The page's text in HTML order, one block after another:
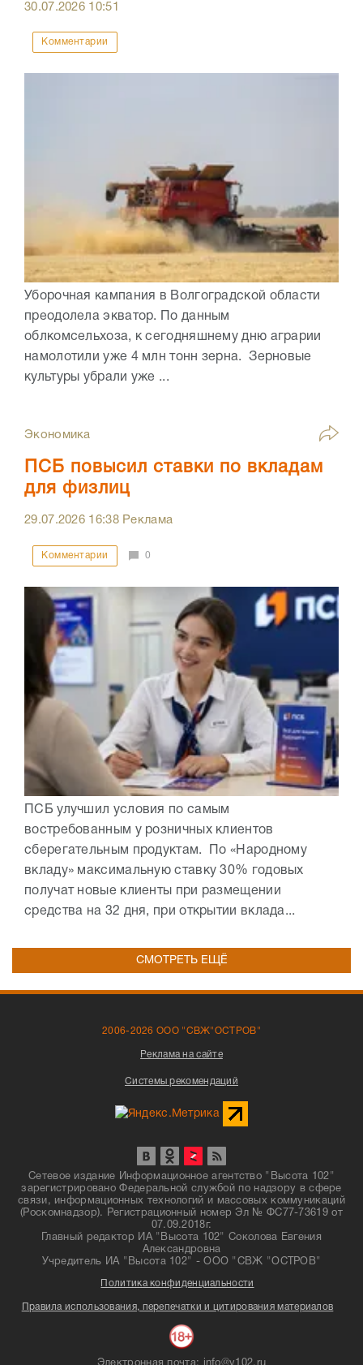
30.07.2026 10:51
Комментарии
Уборочная кампания в Волгоградской области
преодолела экватор. По данным
облкомсельхоза, к сегодняшнему дню аграрии
намолотили уже 4 млн тонн зерна. Зерновые
культуры убрали уже ...
Экономика
ПСБ повысил ставки по вкладам
для физлиц
29.07.2026 16:38Реклама
Комментарии 0
ПСБ улучшил условия по самым
востребованным у розничных клиентов
сберегательным продуктам. По «Народному
вкладу» максимальную ставку 30% годовых
получат новые клиенты при размещении
средства на 32 дня, при открытии вклада...
СМОТРЕТЬ ЕЩЁ
2006-2026 ООО "СВЖ"ОСТРОВ"
Реклама на сайте
Системы рекомендаций
Сетевое издание Информационное агентство "Высота 102"
зарегистрировано Федеральной службой по надзору в сфере
связи, информационных технологий и массовых коммуникаций
(Роскомнадзор). Регистрационный номер Эл № ФС77-73619 от
07.09.2018г.
Главный редактор ИА "Высота 102" Соколова Евгения
Александровна
Учредитель ИА "Высота 102" - ООО "СВЖ "ОСТРОВ"
Политика конфиденциальности
Правила использования, перепечатки и цитирования материалов